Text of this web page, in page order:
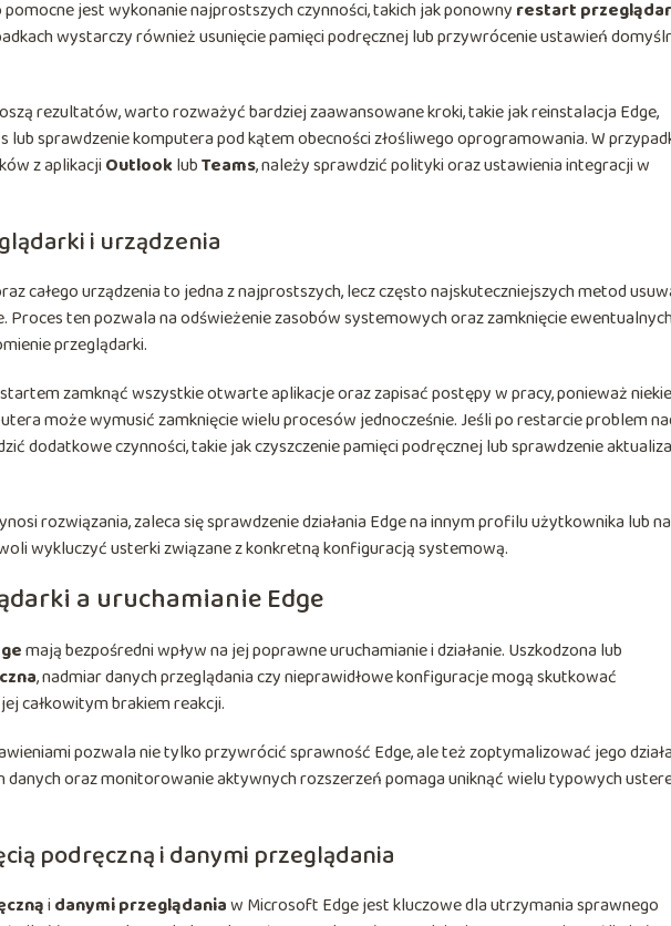
jest wykonanie najprostszych czynności, takich jak ponowny restart
wystarczy również usunięcie pamięci podręcznej lub przywrócenie ustawień
rezultatów, warto rozważyć bardziej zaawansowane kroki, takie jak reinstalacja Edge,
lub sprawdzenie komputera pod kątem obecności złośliwego oprogramowania. W
z aplikacji Outlook lubTeams, należy sprawdzić polityki oraz ustawienia integracji w
i urządzenia
całego urządzenia to jedna z najprostszych, lecz często najskuteczniejszych metod
Proces ten pozwala na odświeżenie zasobów systemowych oraz zamknięcie
przeglądarki.
zamknąć wszystkie otwarte aplikacje oraz zapisać postępy w pracy, ponieważ
może wymusić zamknięcie wielu procesów jednocześnie. Jeśli po restarcie problem
dodatkowe czynności, takie jak czyszczenie pamięci podręcznej lub sprawdzenie
rozwiązania, zaleca się sprawdzenie działania Edge na innym profilu użytkownika lub
wykluczyć usterki związane z konkretną konfiguracją systemową.
a uruchamianie Edge
mają bezpośredni wpływ na jej poprawne uruchamianie i działanie. Uszkodzona lub
, nadmiar danych przeglądania czy nieprawidłowe konfiguracje mogą skutkować
całkowitym brakiem reakcji.
pozwala nie tylko przywrócić sprawność Edge, ale też zoptymalizować jego
danych oraz monitorowanie aktywnych rozszerzeń pomaga uniknąć wielu typowych
podręczną i danymi przeglądania
i danymi przeglądaniaw Microsoft Edge jest kluczowe dla utrzymania sprawnego